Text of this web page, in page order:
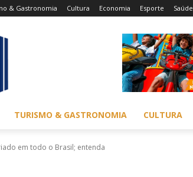
& Gastronomia Cultura Economia Esporte Saúde
TURISMO & GASTRONOMIA CULTURA
em todo o Brasil; entenda